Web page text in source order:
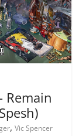
Remain
,Vic Spencer